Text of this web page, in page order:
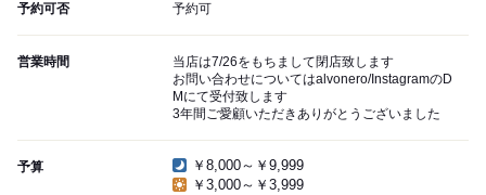
予約可否 予約可
営業時間
当店は7/26をもちまして閉店致します
お問い合わせについてはalvonero/InstagramのD
Mにて受付致します
3年間ご愛顧いただきありがとうございました
予算
￥8,000～￥9,999
￥3,000～￥3,999